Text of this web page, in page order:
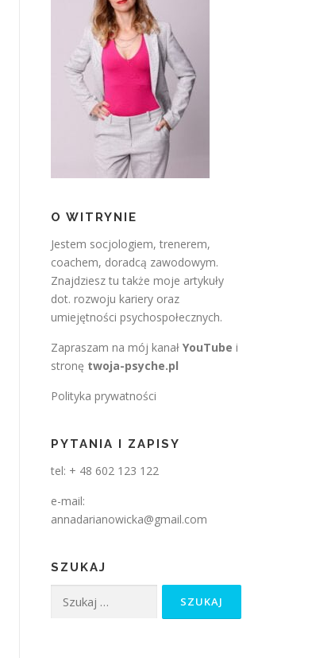
O WITRYNIE
Jestem socjologiem, trenerem,
coachem, doradcą zawodowym.
Znajdziesz tu także moje artykuły
dot. rozwoju kariery oraz
umiejętności psychospołecznych.
Zapraszam na mój kanał YouTube i
stronę twoja-psyche.pl
Polityka prywatności
PYTANIA I ZAPISY
tel: + 48 602 123 122
e-mail:
annadarianowicka@gmail.com
SZUKAJ